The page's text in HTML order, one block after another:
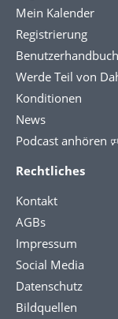
Mein Kalender
Registrierung
Benutzerhandbuch
Werde Teil von
Konditionen
News
Podcast anhören
Rechtliches
Kontakt
AGBs
Impressum
Social Media
Datenschutz
Bildquellen